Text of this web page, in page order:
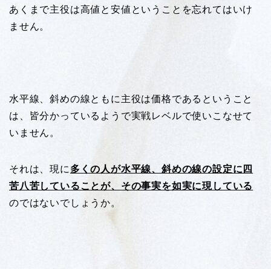
あくまで主役は高値と安値ということを忘れてはいけ
ません。
水平線、斜めの線ともに主役は価格であるということ
は、皆分かっているようで実戦レベルで使いこなせて
いません。
それは、現に 多くの人が水平線、斜めの線の設定に四
苦八苦していることが、その事実を如実に現している
のではないでしょうか。